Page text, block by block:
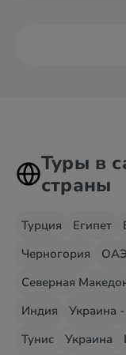
Туры в
страны
Турция Египет
Черногория
ОАЭ
Северная
Индия
Украина
Тунис
Украина